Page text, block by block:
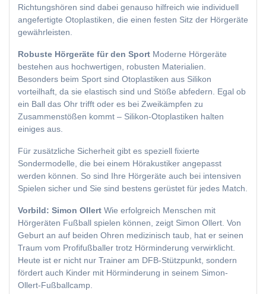
Richtungshören sind dabei genauso hilfreich wie individuell
angefertigte Otoplastiken, die einen festen Sitz der Hörgeräte
gewährleisten.
Robuste Hörgeräte für den Sport Moderne Hörgeräte
bestehen aus hochwertigen, robusten Materialien.
Besonders beim Sport sind Otoplastiken aus Silikon
vorteilhaft, da sie elastisch sind und Stöße abfedern. Egal ob
ein Ball das Ohr trifft oder es bei Zweikämpfen zu
Zusammenstößen kommt – Silikon-Otoplastiken halten
einiges aus.
Für zusätzliche Sicherheit gibt es speziell fixierte
Sondermodelle, die bei einem Hörakustiker angepasst
werden können. So sind Ihre Hörgeräte auch bei intensiven
Spielen sicher und Sie sind bestens gerüstet für jedes Match.
Vorbild: Simon Ollert Wie erfolgreich Menschen mit
Hörgeräten Fußball spielen können, zeigt Simon Ollert. Von
Geburt an auf beiden Ohren medizinisch taub, hat er seinen
Traum vom Profifußballer trotz Hörminderung verwirklicht.
Heute ist er nicht nur Trainer am DFB-Stützpunkt, sondern
fördert auch Kinder mit Hörminderung in seinem Simon-
Ollert-Fußballcamp.